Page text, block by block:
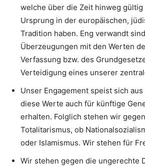
welche über die Zeit hinweg
Ursprung in der europäischen,
Tradition haben. Eng verwandt
Überzeugungen mit den Werten
Verfassung bzw. des
Verteidigung eines unserer
Unser Engagement speist sich
diese Werte auch für künftige
erhalten. Folglich stehen wir
Totalitarismus, ob
oder Islamismus. Wir stehen für
Wir stehen gegen die ungerechte